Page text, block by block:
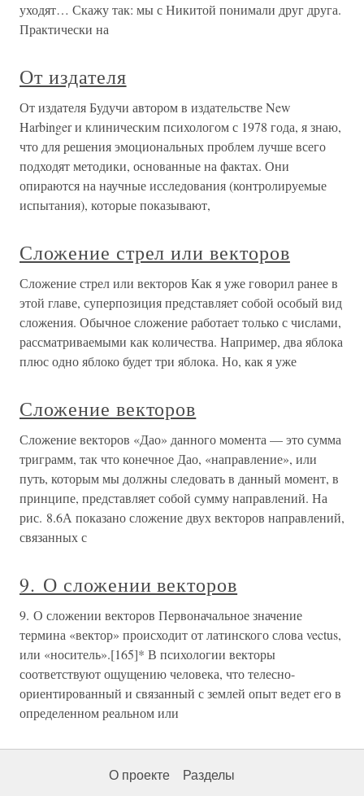
уходят… Скажу так: мы с Никитой понимали друг друга.
Практически на
От издателя
От издателя Будучи автором в издательстве New
Harbinger и клиническим психологом с 1978 года, я знаю,
что для решения эмоциональных проблем лучше всего
подходят методики, основанные на фактах. Они
опираются на научные исследования (контролируемые
испытания), которые показывают,
Сложение стрел или векторов
Сложение стрел или векторов Как я уже говорил ранее в
этой главе, суперпозиция представляет собой особый вид
сложения. Обычное сложение работает только с числами,
рассматриваемыми как количества. Например, два яблока
плюс одно яблоко будет три яблока. Но, как я уже
Сложение векторов
Сложение векторов «Дао» данного момента — это сумма
триграмм, так что конечное Дао, «направление», или
путь, которым мы должны следовать в данный момент, в
принципе, представляет собой сумму направлений. На
рис. 8.6А показано сложение двух векторов направлений,
связанных с
9. О сложении векторов
9. О сложении векторов Первоначальное значение
термина «вектор» происходит от латинского слова vectus,
или «носитель».[165]* В психологии векторы
соответствуют ощущению человека, что телесно-
ориентированный и связанный с землей опыт ведет его в
определенном реальном или
О проекте Разделы